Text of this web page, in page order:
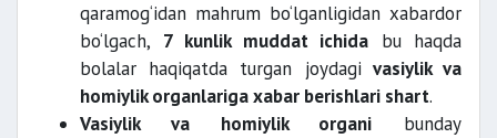
qaramog‘idan mahrum bo‘lganligidan xabardor
bo‘lgach, 7 kunlik muddat ichida bu haqda
bolalar haqiqatda turgan joydagivasiylik va
homiylik organlariga xabar berishlari shart.
Vasiylik va homiylik organi bunday